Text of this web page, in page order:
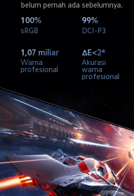
belum pernah ada sebelumnya.
100%
sRGB
99%
DCI-P3
1,07 miliar
Warna
profesional
ΔE<2*
Akurasi
warna
profesional